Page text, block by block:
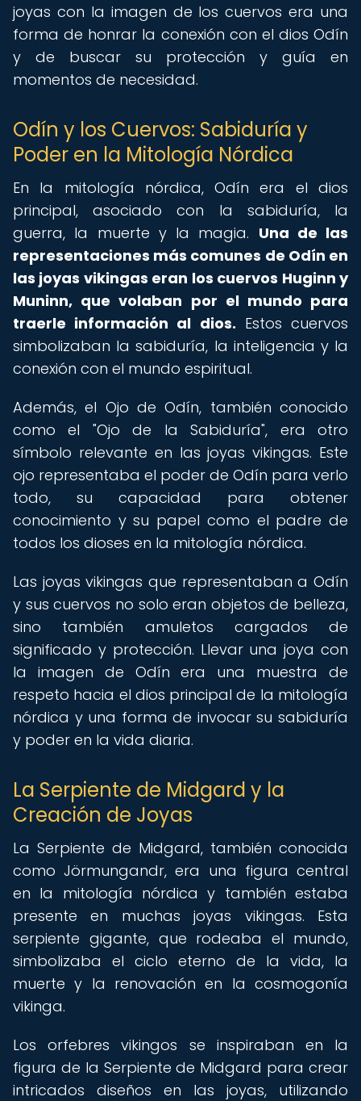
joyas con la imagen de los cuervos era una
forma de honrar la conexión con el dios Odín
y de buscar su protección y guía en
momentos de necesidad.
Odín y los Cuervos: Sabiduría y
Poder en la Mitología Nórdica
En la mitología nórdica, Odín era el dios
principal, asociado con la sabiduría, la
guerra, la muerte y la magia. Una de las
representaciones más comunes de Odín en
las joyas vikingas eran los cuervos Huginn y
Muninn, que volaban por el mundo para
traerle información al dios. Estos cuervos
simbolizaban la sabiduría, la inteligencia y la
conexión con el mundo espiritual.
Además, el Ojo de Odín, también conocido
como el "Ojo de la Sabiduría", era otro
símbolo relevante en las joyas vikingas. Este
ojo representaba el poder de Odín para verlo
todo, su capacidad para obtener
conocimiento y su papel como el padre de
todos los dioses en la mitología nórdica.
Las joyas vikingas que representaban a Odín
y sus cuervos no solo eran objetos de belleza,
sino también amuletos cargados de
significado y protección. Llevar una joya con
la imagen de Odín era una muestra de
respeto hacia el dios principal de la mitología
nórdica y una forma de invocar su sabiduría
y poder en la vida diaria.
La Serpiente de Midgard y la
Creación de Joyas
La Serpiente de Midgard, también conocida
como Jörmungandr, era una figura central
en la mitología nórdica y también estaba
presente en muchas joyas vikingas. Esta
serpiente gigante, que rodeaba el mundo,
simbolizaba el ciclo eterno de la vida, la
muerte y la renovación en la cosmogonía
vikinga.
Los orfebres vikingos se inspiraban en la
figura de la Serpiente de Midgard para crear
intricados diseños en las joyas, utilizando